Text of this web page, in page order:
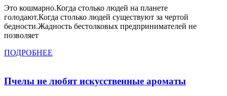
Это кошмарно.Когда столько людей на планете
голодают.Когда столько людей существуют за чертой
бедности.Жадность бестолковых предпринимателей не
позволяет
ПОДРОБНЕЕ
Пчелы не любят искусственные ароматы